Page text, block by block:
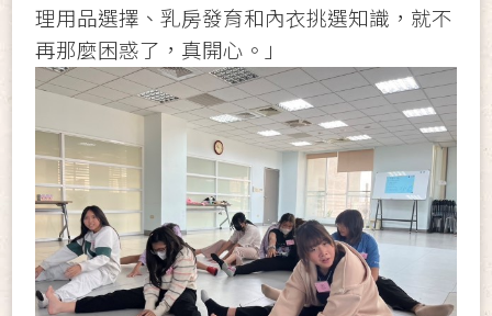
理用品選擇、乳房發育和內衣挑選知識，就不
再那麼困惑了，真開心。」